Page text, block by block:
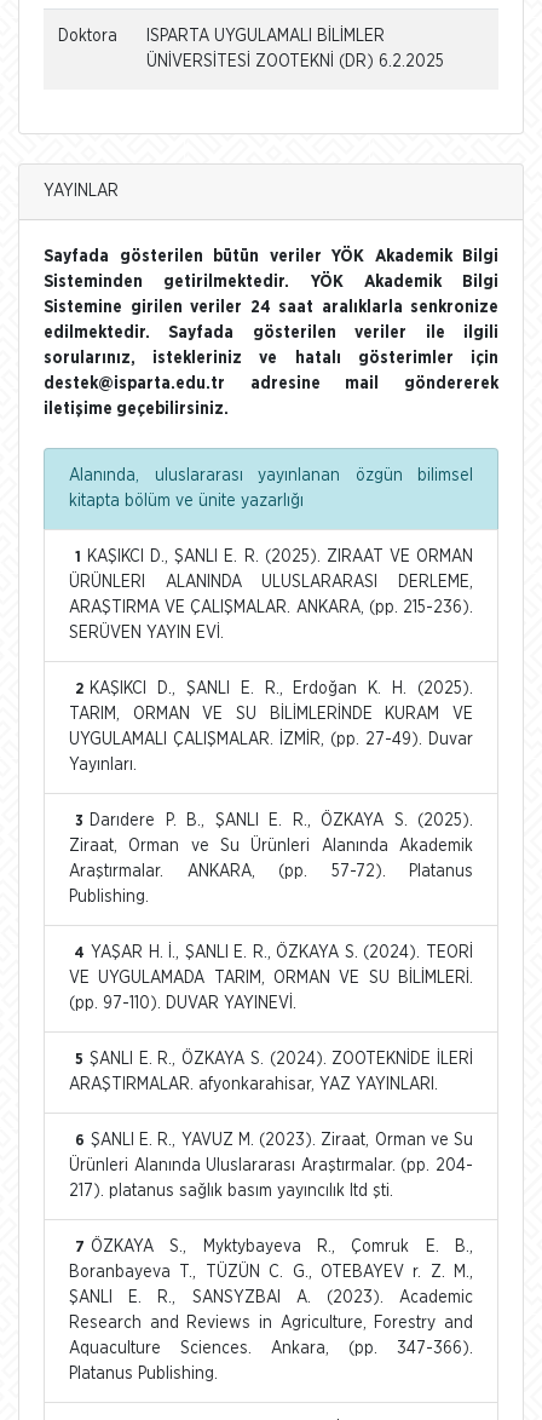
Doktora
ISPARTA UYGULAMALI BİLİMLER
ÜNİVERSİTESİ ZOOTEKNİ (DR) 6.2.2025
YAYINLAR
Sayfada gösterilen bütün veriler YÖK Akademik Bilgi
Sisteminden getirilmektedir. YÖK Akademik Bilgi
Sistemine girilen veriler 24 saat aralıklarla senkronize
edilmektedir. Sayfada gösterilen veriler ile ilgili
sorularınız, istekleriniz ve hatalı gösterimler için
destek@isparta.edu.tr adresine mail göndererek
iletişime geçebilirsiniz.
Alanında, uluslararası yayınlanan özgün bilimsel
kitapta bölüm ve ünite yazarlığı
1
KAŞIKCI D., ŞANLI E. R. (2025). ZIRAAT VE ORMAN
ÜRÜNLERI ALANINDA ULUSLARARASI DERLEME,
ARAŞTIRMA VE ÇALIŞMALAR. ANKARA, (pp. 215-236).
SERÜVEN YAYIN EVİ.
2 KAŞIKCI D., ŞANLI E. R., Erdoğan K. H. (2025).
TARIM, ORMAN VE SU BİLİMLERİNDE KURAM VE
UYGULAMALI ÇALIŞMALAR. İZMİR, (pp. 27-49). Duvar
Yayınları.
3
Darıdere P. B., ŞANLI E. R., ÖZKAYA S. (2025).
Ziraat, Orman ve Su Ürünleri Alanında Akademik
Araştırmalar. ANKARA, (pp. 57-72). Platanus
Publishing.
4 YAŞAR H. İ., ŞANLI E. R., ÖZKAYA S. (2024). TEORİ
VE UYGULAMADA TARIM, ORMAN VE SU BİLİMLERİ.
(pp. 97-110). DUVAR YAYINEVİ.
5 ŞANLI E. R., ÖZKAYA S. (2024). ZOOTEKNİDE İLERİ
ARAŞTIRMALAR. afyonkarahisar, YAZ YAYINLARI.
6 ŞANLI E. R., YAVUZ M. (2023). Ziraat, Orman ve Su
Ürünleri Alanında Uluslararası Araştırmalar. (pp. 204-
217). platanus sağlık basım yayıncılık ltd şti.
7 ÖZKAYA S., Myktybayeva R., Çomruk E. B.,
Boranbayeva T., TÜZÜN C. G., OTEBAYEV r. Z. M.,
ŞANLI E. R., SANSYZBAI A. (2023). Academic
Research and Reviews in Agriculture, Forestry and
Aquaculture Sciences. Ankara, (pp. 347-366).
Platanus Publishing.